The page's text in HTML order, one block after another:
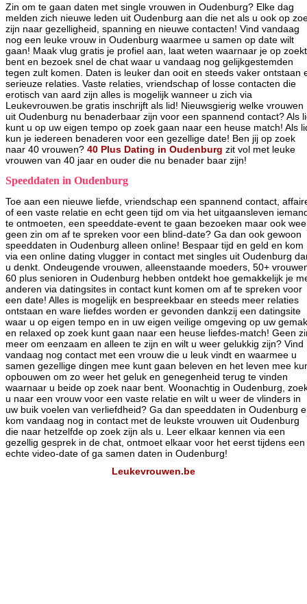
Zin om te gaan daten met single vrouwen in Oudenburg? Elke dag
melden zich nieuwe leden uit Oudenburg aan die net als u ook op
zijn naar gezelligheid, spanning en nieuwe contacten! Vind vandaag
nog een leuke vrouw in Oudenburg waarmee u samen op date wilt
gaan! Maak vlug gratis je profiel aan, laat weten waarnaar je op zoekt
bent en bezoek snel de chat waar u vandaag nog gelijkgestemden
tegen zult komen. Daten is leuker dan ooit en steeds vaker ontstaan
serieuze relaties. Vaste relaties, vriendschap of losse contacten die
erotisch van aard zijn alles is mogelijk wanneer u zich via
Leukevrouwen.be gratis inschrijft als lid! Nieuwsgierig welke vrouwen
uit Oudenburg nu benaderbaar zijn voor een spannend contact? Als
kunt u op uw eigen tempo op zoek gaan naar een heuse match! Als
kun je iedereen benaderen voor een gezellige date! Ben jij op zoek
naar 40 vrouwen? 40 Plus Dating in Oudenburg zit vol met leuke
vrouwen van 40 jaar en ouder die nu benader baar zijn!
Speeddaten in Oudenburg
Toe aan een nieuwe liefde, vriendschap een spannend contact,
of een vaste relatie en echt geen tijd om via het uitgaansleven
te ontmoeten, een speeddate-event te gaan bezoeken maar ook
geen zin om af te spreken voor een blind-date? Ga dan ook gewoon
speeddaten in Oudenburg alleen online! Bespaar tijd en geld en kom
via een online dating vlugger in contact met singles uit Oudenburg
u denkt. Ondeugende vrouwen, alleenstaande moeders, 50+
60 plus senioren in Oudenburg hebben ontdekt hoe gemakkelijk je
anderen via datingsites in contact kunt komen om af te spreken voor
een date! Alles is mogelijk en bespreekbaar en steeds meer relaties
ontstaan en ware liefdes worden er gevonden dankzij een datingsite
waar u op eigen tempo en in uw eigen veilige omgeving op uw gemak
en relaxed op zoek kunt gaan naar een heuse liefdes-match! Geen
meer om eenzaam en alleen te zijn en wilt u weer gelukkig zijn? Vind
vandaag nog contact met een vrouw die u leuk vindt en waarmee u
samen gezellige dingen mee kunt gaan beleven en het leven mee
opbouwen om zo weer het geluk en genegenheid terug te vinden
waarnaar u beide op zoek naar bent. Woonachtig in Oudenburg,
u naar een vrouw voor een vaste relatie en wilt u weer de vlinders in
uw buik voelen van verliefdheid? Ga dan speeddaten in Oudenburg
kom vandaag nog in contact met de leukste vrouwen uit Oudenburg
die naar hetzelfde op zoek zijn als u. Leer elkaar kennen via een
gezellig gesprek in de chat, ontmoet elkaar voor het eerst tijdens een
echte video-date of ga samen daten in Oudenburg!
Leukevrouwen.be